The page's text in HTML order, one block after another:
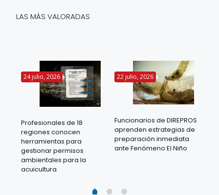
LAS MÁS VALORADAS
24 julio, 2026
Profesionales de 18
regiones conocen
herramientas para
gestionar permisos
ambientales para la
acuicultura
22 julio, 2026
Funcionarios de DIREPROS
aprenden estrategias de
preparación inmediata
ante Fenómeno El Niño